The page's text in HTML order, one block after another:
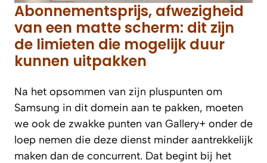
Abonnementsprijs, afwezigheid
van een matte scherm: dit zijn
de limieten die mogelijk duur
kunnen uitpakken
Na het opsommen van zijn pluspunten om
Samsung in dit domein aan te pakken, moeten
we ook de zwakke punten van Gallery+ onder de
loep nemen die deze dienst minder aantrekkelijk
maken dan de concurrent. Dat begint bij het